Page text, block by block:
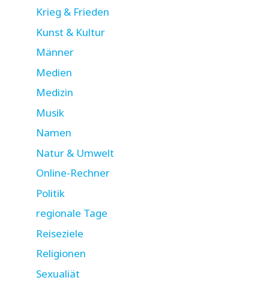
Krieg & Frieden
Kunst & Kultur
Männer
Medien
Medizin
Musik
Namen
Natur & Umwelt
Online-Rechner
Politik
regionale Tage
Reiseziele
Religionen
Sexualiät